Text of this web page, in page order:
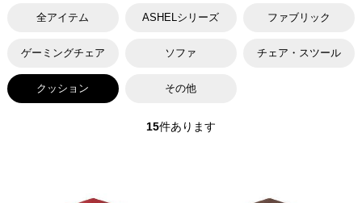
全アイテム ASHELシリーズ ファブリック
ゲーミングチェア ソファ チェア・スツール
クッション その他
15件あります